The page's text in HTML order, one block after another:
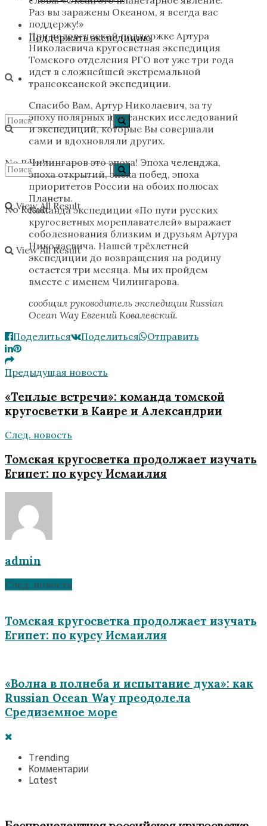
No Result
View All Result
Поддержать экспедицию
No Result
View All Result
Раз вы заражены Океаном, я всегда вас
поддержу!»
При человеческой поддержке Артура
Николаевича кругосветная экспедиция
Томского отделения РГО вот уже три года
идет в сложнейшей экстремальной
трансокеанской экспедиции.
Спасибо Вам, Артур Николаевич, за ту
эпоху полярных и океанских исследований
и экспедиций, которые Вы совершали
сами и вдохновляли других.
Чилингаров это эпоха! Эпоха челенджа,
эпоха открытий, эпоха побед, эпоха
приоритетов России на обоих полюсах
Планеты.
Команда экспедиции «По пути русских
кругосветных мореплавателей» выражает
соболезнования близким и друзьям Артура
Николаевича. Нашей трёхлетней
экспедиции до возвращения на родину
остается три месяца. Мы их пройдем
вместе с именем Чилингарова.
сообщил руководитель экспедиции Russian
Ocean Way Евгений Ковалевский.
Поделиться
Поделиться Отправить
Предыдущая новость
«Теплые встречи»: команда томской
кругосветки в Каире и Александрии
След. новость
Томская кругосветка продолжает изучать
Египет: по курсу Исмаилия
admin
След. новость
Томская кругосветка продолжает изучать
Египет: по курсу Исмаилия
«Волна в полнеба и испытание духа»: как
Russian Ocean Way преодолела
Средиземное море
Trending
Комментарии
Latest